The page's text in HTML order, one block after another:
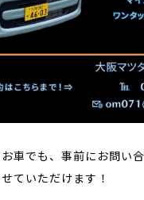
車でも、事前にお問い
ていただけます！